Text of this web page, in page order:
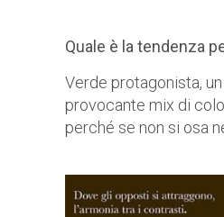
Quale è la tendenza
Verde protagonista,
provocante mix di
perché se non si osa